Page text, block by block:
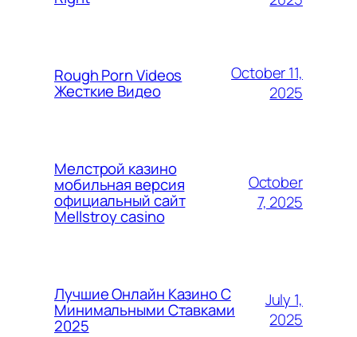
Rough Porn Videos
Жесткие Видео
October 11,
2025
Мелстрой казино
мобильная версия
официальный сайт
Mellstroy casino
October
7, 2025
Лучшие Онлайн Казино С
Минимальными Ставками
2025
July 1,
2025